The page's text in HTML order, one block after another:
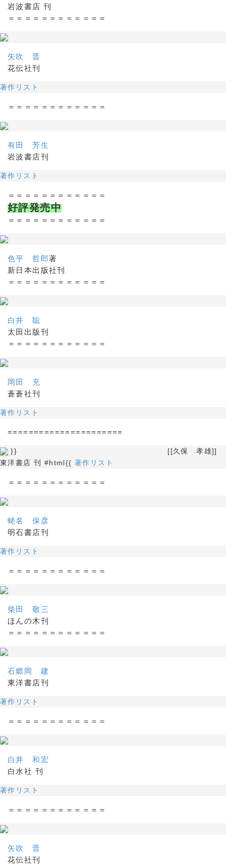
岩波書店 刊
＝＝＝＝＝＝＝＝＝＝＝＝
矢吹 晋
花伝社刊
著作リスト
＝＝＝＝＝＝＝＝＝＝＝＝
有田 芳生
岩波書店刊
著作リスト
＝＝＝＝＝＝＝＝＝＝＝＝
好評発売中
＝＝＝＝＝＝＝＝＝＝＝＝
色平 哲郎著
新日本出版社刊
＝＝＝＝＝＝＝＝＝＝＝＝
白井 聡
太田出版刊
＝＝＝＝＝＝＝＝＝＝＝＝
岡田 充
蒼蒼社刊
著作リスト
======================
}} [[久保 孝雄]]
東洋書店 刊 #html{{ 著作リスト
＝＝＝＝＝＝＝＝＝＝＝＝
蛯名 保彦
明石書店刊
著作リスト
＝＝＝＝＝＝＝＝＝＝＝＝
柴田 敬三
ほんの木刊
＝＝＝＝＝＝＝＝＝＝＝＝
石郷岡 建
東洋書店刊
著作リスト
＝＝＝＝＝＝＝＝＝＝＝＝
白井 和宏
白水社 刊
著作リスト
＝＝＝＝＝＝＝＝＝＝＝＝
矢吹 晋
花伝社刊